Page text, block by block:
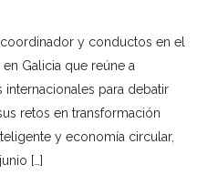
y conductos en el
Galicia que reúne a
para debatir
retos en transformación
y economía circular,
[…]